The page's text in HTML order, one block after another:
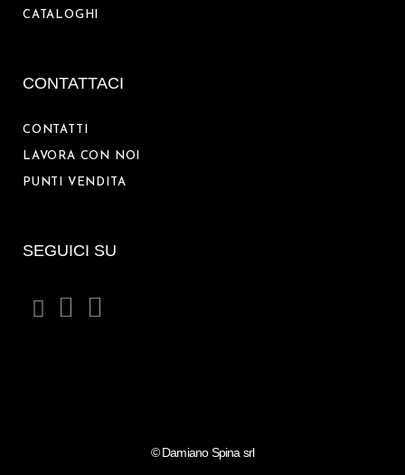
CATALOGHI
CONTATTACI
CONTATTI
LAVORA CON NOI
PUNTI VENDITA
SEGUICI SU
©Damiano Spina srl